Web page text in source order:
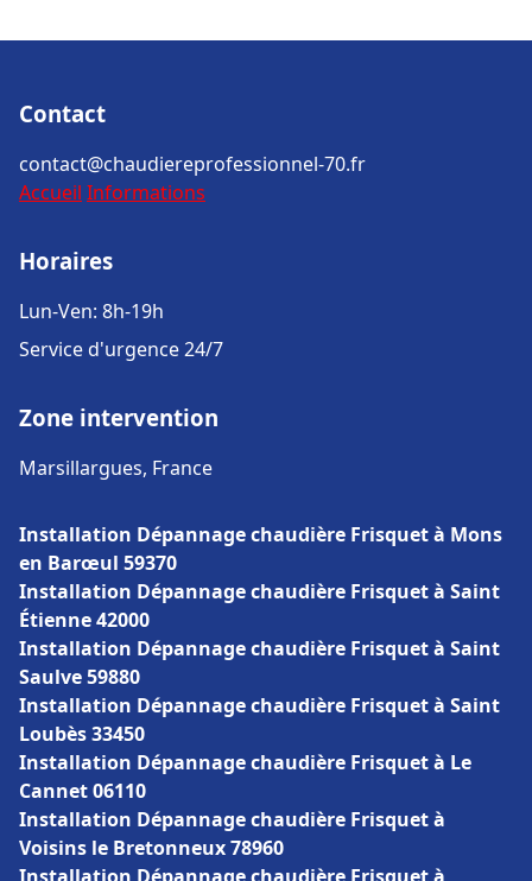
Contact
contact@chaudiereprofessionnel-70.fr
Accueil Informations
Horaires
Lun-Ven: 8h-19h
Service d'urgence 24/7
Zone intervention
Marsillargues, France
Installation Dépannage chaudière Frisquet à Mons
en Barœul 59370
Installation Dépannage chaudière Frisquet à Saint
Étienne 42000
Installation Dépannage chaudière Frisquet à Saint
Saulve 59880
Installation Dépannage chaudière Frisquet à Saint
Loubès 33450
Installation Dépannage chaudière Frisquet à Le
Cannet 06110
Installation Dépannage chaudière Frisquet à
Voisins le Bretonneux 78960